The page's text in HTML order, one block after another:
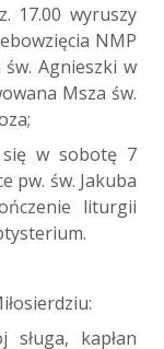
17.00 wyruszy
NMP
Agnieszki w
Msza św.
się w sobotę 7
pw. św. Jakuba
liturgii
kapłan